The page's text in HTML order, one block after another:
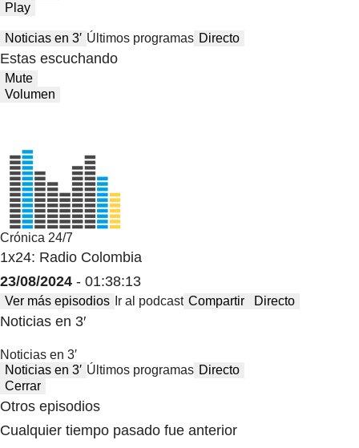
Play
Noticias en 3′ Últimos programas Directo
Estas escuchando
Mute
Volumen
Crónica 24/7
1x24: Radio Colombia
23/08/2024 - 01:38:13
Ver más episodios Ir al podcast Compartir Directo
Noticias en 3′
Noticias en 3′
Noticias en 3′ Últimos programas Directo
Cerrar
Otros episodios
Cualquier tiempo pasado fue anterior